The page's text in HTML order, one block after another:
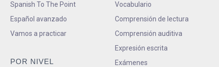
Spanish To The Point
Español avanzado
Vamos a practicar
POR NIVEL
Vocabulario
Comprensión de lectura
Comprensión auditiva
Expresión escrita
Exámenes